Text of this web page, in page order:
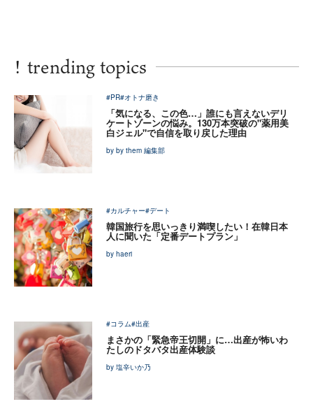
! trending topics
#PR#オトナ磨き
「気になる、この色…」誰にも言えないデリ
ケートゾーンの悩み。130万本突破の"薬用美
白ジェル"で自信を取り戻した理由
by by them 編集部
#カルチャー#デート
韓国旅行を思いっきり満喫したい！在韓日本
人に聞いた「定番デートプラン」
by haeri
#コラム#出産
まさかの「緊急帝王切開」に…出産が怖いわ
たしのドタバタ出産体験談
by 塩辛いか乃